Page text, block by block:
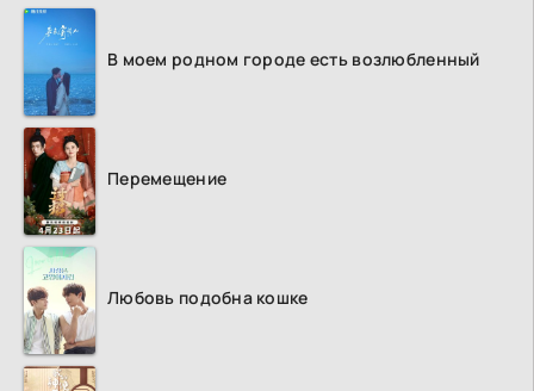
В моем родном городе есть возлюбленный
Перемещение
Любовь подобна кошке